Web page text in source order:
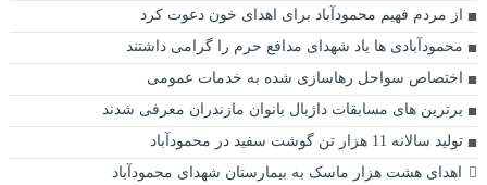
از مردم فهیم محمودآباد برای اهدای خون دعوت کرد
محمودآبادی ها یاد شهدای مدافع حرم را گرامی داشتند
اختصاص سواحل رهاسازی شده به خدمات عمومی
برترین های مسابقات داژبال بانوان مازندران معرفی شدند
تولید سالانه 11 هزار تن گوشت سفید در محمودآباد
اهدای هشت هزار ماسک به بیمارستان شهدای محمودآباد